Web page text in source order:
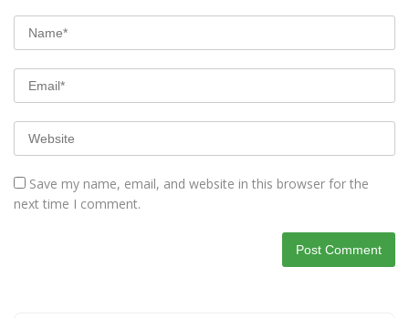
Save my name, email, and website in this browser for the
next time I comment.